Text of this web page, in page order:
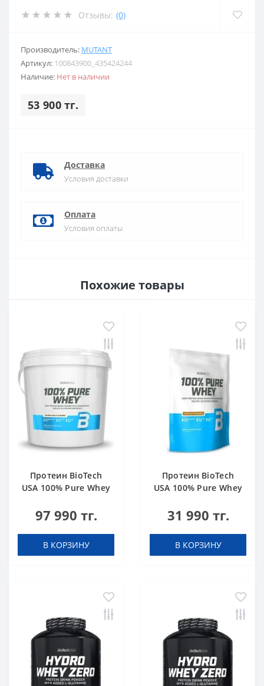
Отзывы: (0)
Производитель: MUTANT
Артикул: 100843900_435424244
Наличие: Нет в наличии
53 900 тг.
Доставка
Условия доставки
Оплата
Условия оплаты
Похожие товары
Протеин BioTech
USA 100% Pure Whey
g
97 990 тг.
В КОРЗИНУ
Протеин BioTech
USA 100% Pure Whey
31 990 тг.
В КОРЗИНУ